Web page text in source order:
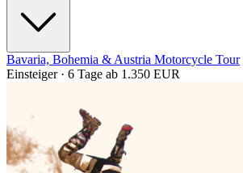
Bavaria, Bohemia & Austria Motorcycle Tour
Einsteiger · 6 Tage ab 1.350 EUR